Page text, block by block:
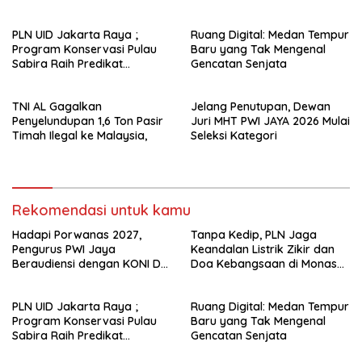
PLN UID Jakarta Raya ;
Program Konservasi Pulau
Sabira Raih Predikat
Ruang Digital: Medan Tempur
Baru yang Tak Mengenal
Gencatan Senjata
TNI AL Gagalkan
Penyelundupan 1,6 Ton Pasir
Timah Ilegal ke Malaysia,
Jelang Penutupan, Dewan
Juri MHT PWI JAYA 2026 Mulai
Seleksi Kategori
Rekomendasi untuk kamu
Hadapi Porwanas 2027,
Pengurus PWI Jaya
Beraudiensi dengan KONI DKI
Tanpa Kedip, PLN Jaga
Keandalan Listrik Zikir dan
Doa Kebangsaan di Monas
PLN UID Jakarta Raya ;
Program Konservasi Pulau
Sabira Raih Predikat
Ruang Digital: Medan Tempur
Baru yang Tak Mengenal
Gencatan Senjata